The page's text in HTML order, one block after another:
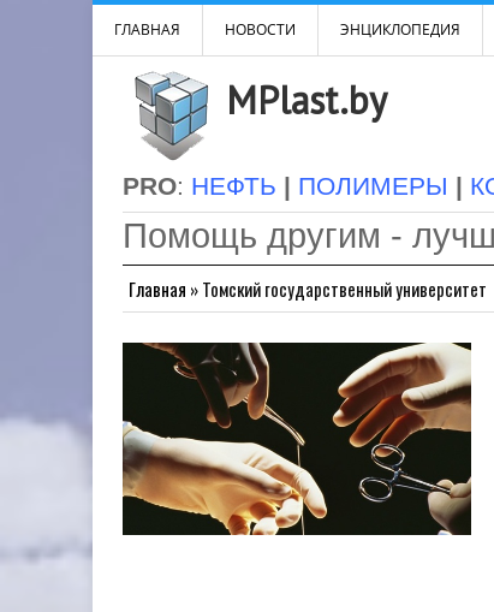
ГЛАВНАЯ НОВОСТИ ЭНЦИКЛОПЕДИЯ
MPlast.by
PRO: НЕФТЬ | ПОЛИМЕРЫ |
Помощь другим -
Главная »Томский государственный университет